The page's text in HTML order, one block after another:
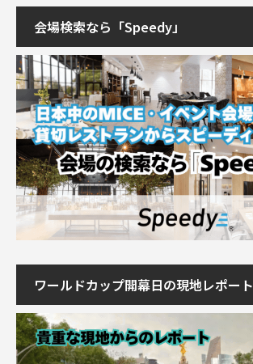
会場検索なら「Speedy」
ワールドカップ開幕日の現地レポート